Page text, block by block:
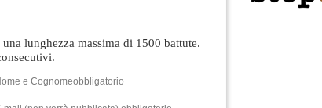
lunghezza massima di 1500 battute.
e Cognomeobbligatorio